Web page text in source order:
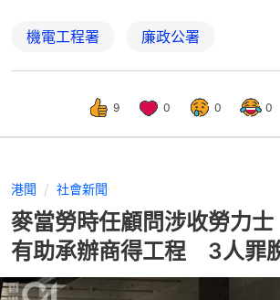
機電工程署 廉政公署
9 0 0 0
港聞 社會新聞
麥當勞時任顧問涉收勞力
有助承辦商得工程 3人罪